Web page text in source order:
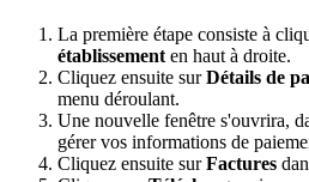
La première étape consiste à
établissement en haut à droite.
Cliquez ensuite surDétails de
menu déroulant.
Une nouvelle fenêtre s'ouvrira,
gérer vos informations de
Cliquez ensuite surFactures